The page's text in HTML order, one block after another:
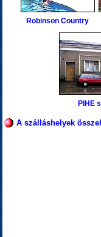
Robinson Country
PIHE
A szálláshelyek